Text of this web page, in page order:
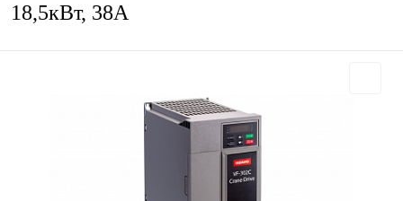
18,5кВт, 38А